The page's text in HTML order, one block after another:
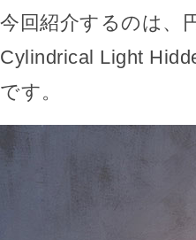
今回紹介するのは、
Cylindrical Light
です。